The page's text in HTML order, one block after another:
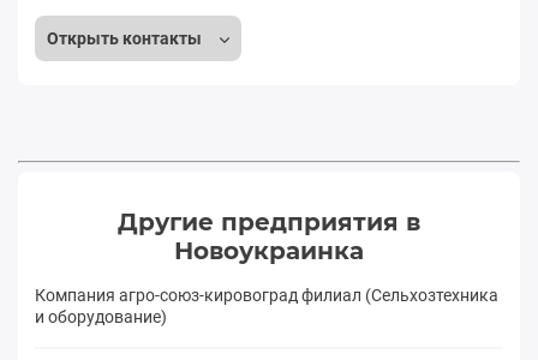
Открыть контакты
Другие предприятия в
Новоукраинка
Компания агро-союз-кировоград филиал (Сельхозтехника
и оборудование)